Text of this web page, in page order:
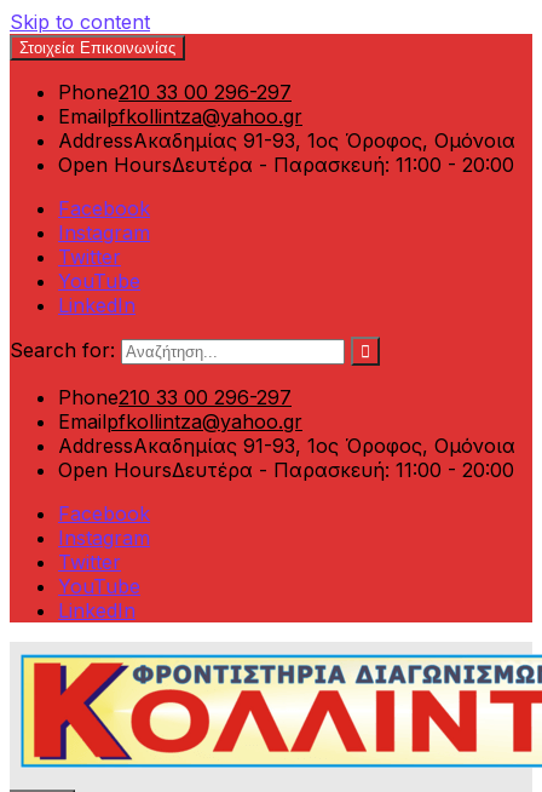
Skip to content
Στοιχεία Επικοινωνίας
Phone210 33 00 296-297
Emailpfkollintza@yahoo.gr
AddressΑκαδημίας 91-93, 1ος Όροφος, Ομόνοια
Open HoursΔευτέρα - Παρασκευή: 11:00 - 20:00
Facebook
Instagram
Twitter
YouTube
LinkedIn
Search for:
Phone210 33 00 296-297
Emailpfkollintza@yahoo.gr
AddressΑκαδημίας 91-93, 1ος Όροφος, Ομόνοια
Open HoursΔευτέρα - Παρασκευή: 11:00 - 20:00
Facebook
Instagram
Twitter
YouTube
LinkedIn